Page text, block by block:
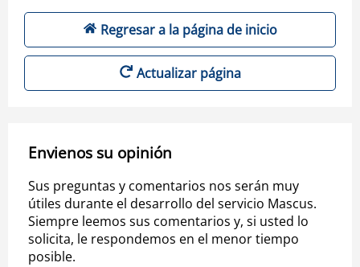
Regresar a la página de inicio
Actualizar página
Envienos su opinión
Sus preguntas y comentarios nos serán muy
útiles durante el desarrollo del servicio Mascus.
Siempre leemos sus comentarios y, si usted lo
solicita, le respondemos en el menor tiempo
posible.